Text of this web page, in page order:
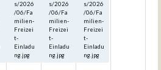
s/2026
/06/Fa
milien-
Freizei
t-
Einladu
ng.jpg
s/2026
/06/Fa
milien-
Freizei
t-
Einladu
ng.jpg
s/2026
/06/Fa
milien-
Freizei
t-
Einladu
ng.jpg